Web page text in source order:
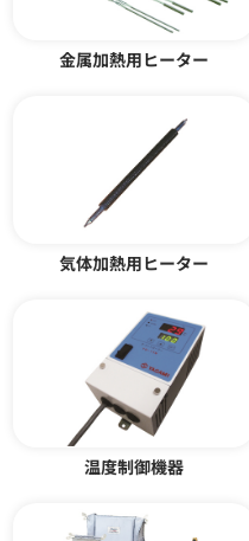
バンドヒーター ノズル型 ロング
配管用ワンタッチ保温材 モール
ドコートカバー
カタログダウンロード
金属加熱用ヒーター
気体加熱用ヒーター
温度制御機器